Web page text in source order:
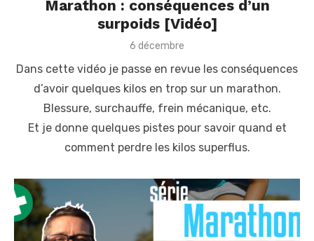
Marathon : conséquences d’un
surpoids [Vidéo]
P
s
t
e
d
n
6 décembre
Dans cette vidéo je passe en revue les conséquences
d’avoir quelques kilos en trop sur un marathon.
Blessure, surchauffe, frein mécanique, etc.
Et je donne quelques pistes pour savoir quand et
comment perdre les kilos superflus.